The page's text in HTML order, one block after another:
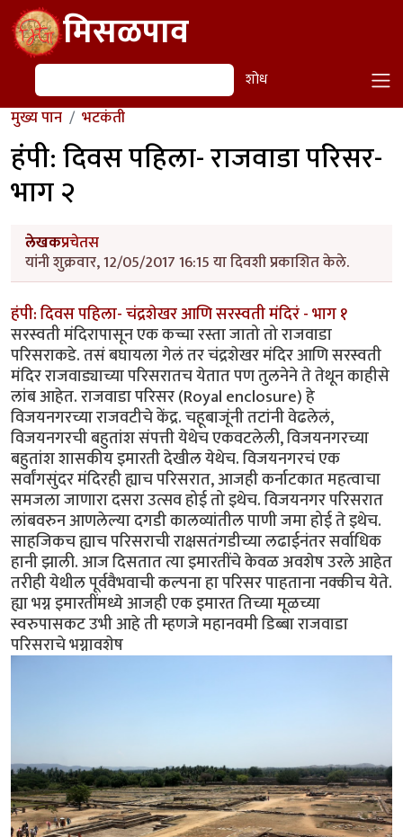
Skip to main contentमिसळपाव
शोध शोध
मुख्य पान भटकंती
हंपी: दिवस पहिला- राजवाडा परिसर-
भाग २
लेखकप्रचेतस
यांनी शुक्रवार, 12/05/2017 16:15 या दिवशी प्रकाशित केले.
हंपी: दिवस पहिला- चंद्रशेखर आणि सरस्वती मंदिरं - भाग १
सरस्वती मंदिरापासून एक कच्चा रस्ता जातो तो राजवाडा
परिसराकडे. तसं बघायला गेलं तर चंद्रशेखर मंदिर आणि सरस्वती
मंदिर राजवाड्याच्या परिसरातच येतात पण तुलनेने ते तेथून काहीसे
लांब आहेत. राजवाडा परिसर (Royal enclosure) हे
विजयनगरच्या राजवटीचे केंद्र. चहूबाजूंनी तटांनी वेढलेलं,
विजयनगरची बहुतांश संपत्ती येथेच एकवटलेली, विजयनगरच्या
बहुतांश शासकीय इमारती देखील येथेच. विजयनगरचं एक
सर्वांगसुंदर मंदिरही ह्याच परिसरात, आजही कर्नाटकात महत्वाचा
समजला जाणारा दसरा उत्सव होई तो इथेच. विजयनगर परिसरात
लांबवरुन आणलेल्या दगडी कालव्यांतील पाणी जमा होई ते इथेच.
साहजिकच ह्याच परिसराची राक्षसतंगडीच्या लढाईनंतर सर्वाधिक
हानी झाली. आज दिसतात त्या इमारतींचे केवळ अवशेष उरले आहेत
तरीही येथील पूर्ववैभवाची कल्पना हा परिसर पाहताना नक्कीच येते.
ह्या भग्न इमारतींमध्ये आजही एक इमारत तिच्या मूळच्या
स्वरुपासकट उभी आहे ती म्हणजे महानवमी डिब्बा राजवाडा
परिसराचे भग्नावशेष